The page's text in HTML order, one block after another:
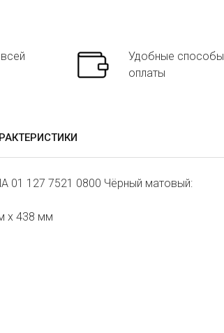
Удобные способы
оплаты
01 127 7521 0800 Чёрный матовый:
х 438 мм